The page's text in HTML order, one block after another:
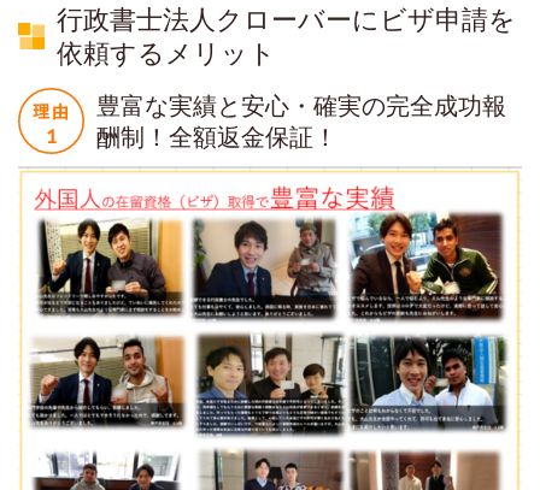
行政書士法人クローバーにビザ申請を
依頼するメリット
豊富な実績と安心・確実の完全成功報
酬制！全額返金保証！